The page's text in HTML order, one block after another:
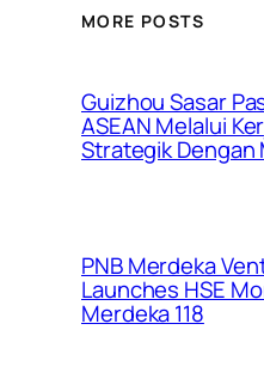
MORE POSTS
Guizhou Sasar
ASEAN Melalui
Strategik Dengan
PNB Merdeka
Launches HSE
Merdeka 118